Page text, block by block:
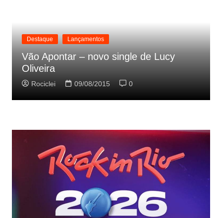
Destaque Lançamentos
Vão Apontar – novo single de Lucy
Oliveira
Rociclei 09/08/2015 0